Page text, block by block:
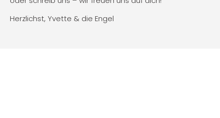
Herzlichst, Yvette & die Engel